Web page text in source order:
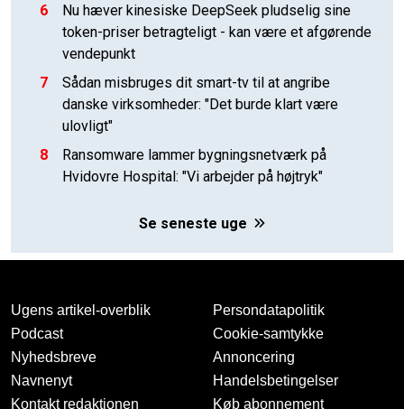
6
Nu hæver kinesiske DeepSeek pludselig sine
token-priser betragteligt - kan være et afgørende
vendepunkt
7
Sådan misbruges dit smart-tv til at angribe
danske virksomheder: "Det burde klart være
ulovligt"
8
Ransomware lammer bygningsnetværk på
Hvidovre Hospital: "Vi arbejder på højtryk"
Se seneste uge
Ugens artikel-overblik
Podcast
Nyhedsbreve
Navnenyt
Kontakt redaktionen
Persondatapolitik
Cookie-samtykke
Annoncering
Handelsbetingelser
Køb abonnement